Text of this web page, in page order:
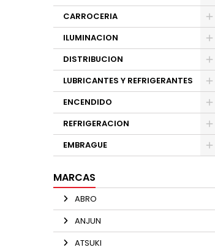
CARROCERIA
ILUMINACION
DISTRIBUCION
LUBRICANTES Y REFRIGERANTES
ENCENDIDO
REFRIGERACION
EMBRAGUE
MARCAS
ABRO
ANJUN
ATSUKI